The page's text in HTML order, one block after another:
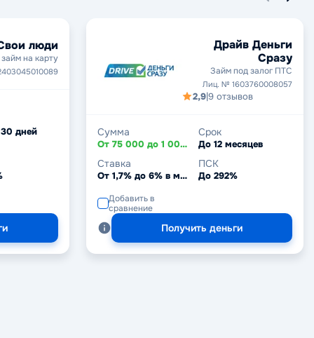
люди
на карту
дней
Драйв Деньги
Сразу
Займ под залог ПТС
Лиц. № 1603760008057
2,9|9 отзывов
Сумма
От 75 000 до 1 000 000 ₽
Срок
До 12 месяцев
Ставка
От 1,7% до 6% в месяц
ПСК
До 292%
Добавить в
сравнение
Получить деньги